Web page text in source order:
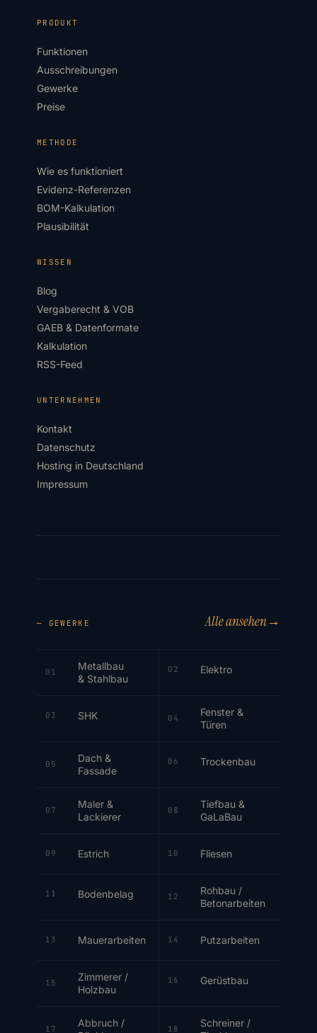
PRODUKT
Funktionen
Ausschreibungen
Gewerke
Preise
METHODE
Wie es funktioniert
Evidenz-Referenzen
BOM-Kalkulation
Plausibilität
WISSEN
Blog
Vergaberecht & VOB
GAEB & Datenformate
Kalkulation
RSS-Feed
UNTERNEHMEN
Kontakt
Datenschutz
Hosting in Deutschland
Impressum
— GEWERKE Alle ansehen→
01
Metallbau
& Stahlbau
02 Elektro
03 SHK 04
Fenster &
Türen
05
Dach &
Fassade
06 Trockenbau
07
Maler &
Lackierer
08
Tiefbau &
GaLaBau
09 Estrich 10 Fliesen
11 Bodenbelag 12
Rohbau /
Betonarbeiten
13 Mauerarbeiten 14 Putzarbeiten
15
Zimmerer /
Holzbau
16 Gerüstbau
17
Abbruch /
18
Schreiner /